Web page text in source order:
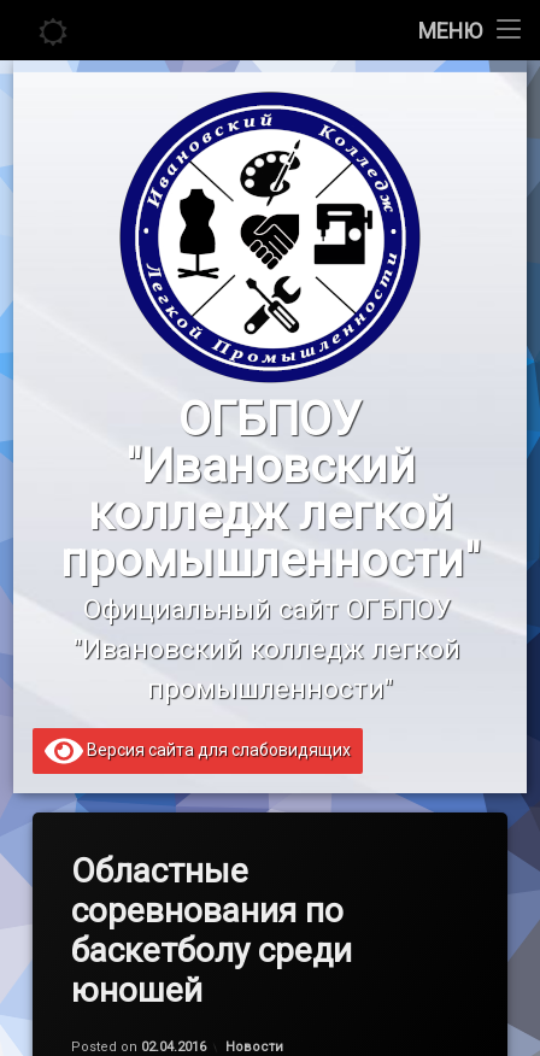
МЕНЮ
Главная
Педагогу
Воспитательная работа
«Профессионалы»
«Профессионалитет»
Образовательный кредит
Перейти
ОГБПОУ
"Ивановский
колледж легкой
промышленности"
Официальный сайт ОГБПОУ
"Ивановский колледж легкой
промышленности"
Версия сайта для слабовидящих
Областные
соревнования по
баскетболу среди
юношей
Posted on 02.04.2016
Обновлено на
by
Категории:
Новости